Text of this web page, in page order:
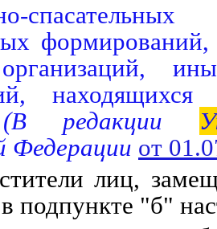
редакции
Федерации от
лиц,
подпункте "б"